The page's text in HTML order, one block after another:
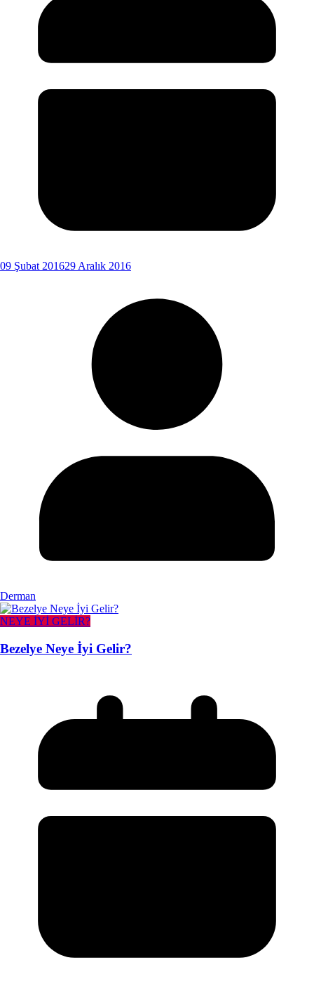
09 Şubat 201629 Aralık 2016
Derman
NEYE İYİ GELİR?
Bezelye Neye İyi Gelir?